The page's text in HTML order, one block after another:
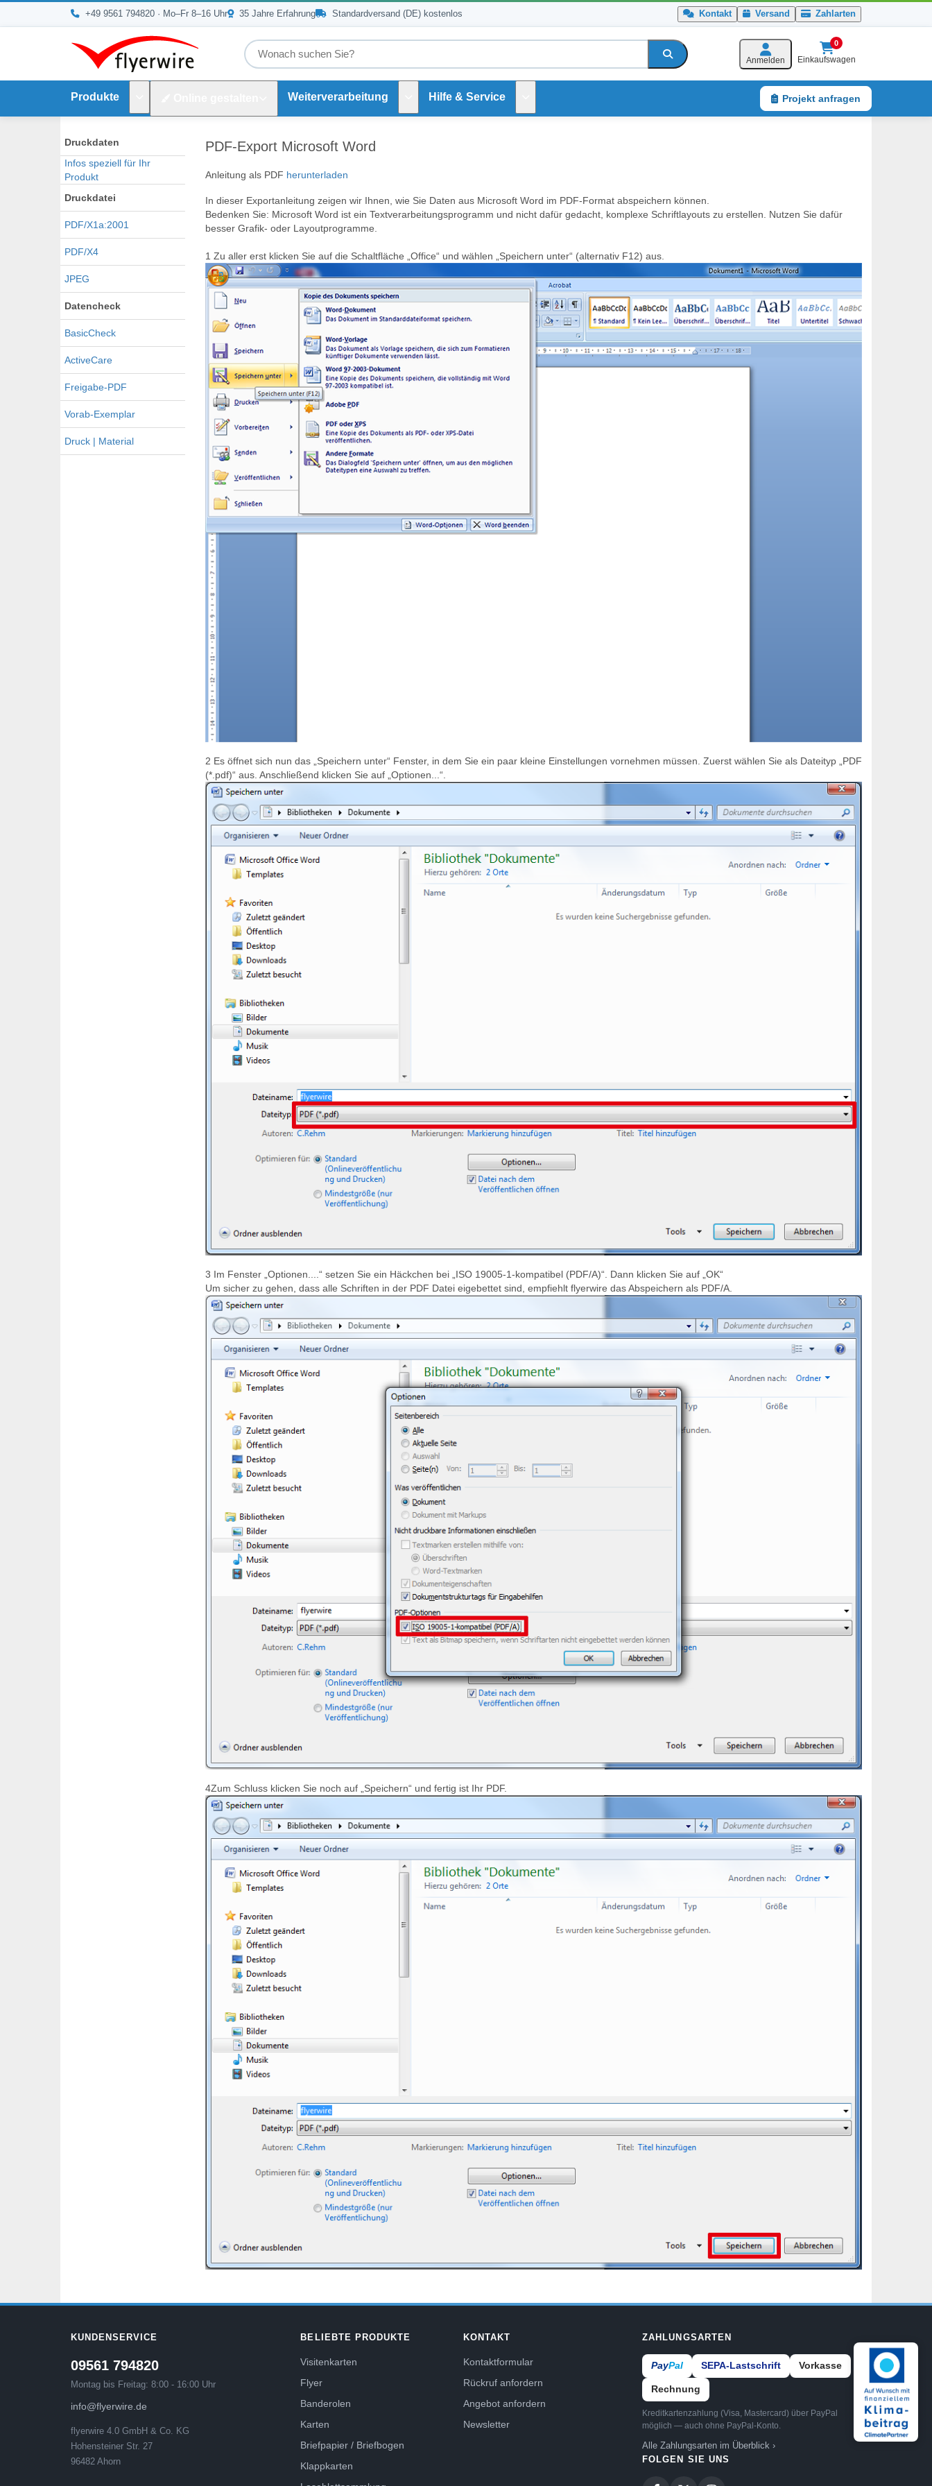
+49 9561 794820 · Mo–Fr 8–16 Uhr 35 Jahre Erfahrung Standardversand (DE) kostenlos Kontakt Versand Zahlarten
Anmelden
0
Einkaufswagen
Produkte Weiterverarbeitung
Untermenü Weiterverarbeitung
Hilfe & Service Projekt anfragen
Druckdaten
Infos speziell für Ihr
Produkt
Druckdatei
PDF/X1a:2001
PDF/X4
JPEG
Datencheck
BasicCheck
ActiveCare
Freigabe-PDF
Vorab-Exemplar
Druck | Material
PDF-Export Microsoft Word
Anleitung als PDF herunterladen
In dieser Exportanleitung zeigen wir Ihnen, wie Sie Daten aus Microsoft Word im PDF-Format abspeichern können.
Bedenken Sie: Microsoft Word ist ein Textverarbeitungsprogramm und nicht dafür gedacht, komplexe Schriftlayouts zu erstellen. Nutzen Sie dafür
besser Grafik- oder Layoutprogramme.
1 Zu aller erst klicken Sie auf die Schaltfläche „Office“ und wählen „Speichern unter“ (alternativ F12) aus.
2 Es öffnet sich nun das „Speichern unter“ Fenster, in dem Sie ein paar kleine Einstellungen vornehmen müssen. Zuerst wählen Sie als Dateityp „PDF
(*.pdf)“ aus. Anschließend klicken Sie auf „Optionen...“.
3 Im Fenster „Optionen....“ setzen Sie ein Häckchen bei „ISO 19005-1-kompatibel (PDF/A)“. Dann klicken Sie auf „OK“
Um sicher zu gehen, dass alle Schriften in der PDF Datei eigebettet sind, empfiehlt flyerwire das Abspeichern als PDF/A.
4Zum Schluss klicken Sie noch auf „Speichern“ und fertig ist Ihr PDF.
KUNDENSERVICE
09561 794820
Montag bis Freitag: 8:00 - 16:00 Uhr
info@flyerwire.de
flyerwire 4.0 GmbH & Co. KG
Hohensteiner Str. 27
96482 Ahorn
BELIEBTE PRODUKTE
Visitenkarten
Flyer
Banderolen
Karten
Briefpapier / Briefbogen
Klappkarten
KONTAKT
Kontaktformular
Rückruf anfordern
Angebot anfordern
Newsletter
ZAHLUNGSARTEN
PayPal SEPA-Lastschrift Vorkasse
Rechnung
Kreditkartenzahlung (Visa, Mastercard) über PayPal
möglich — auch ohne PayPal-Konto.
Alle Zahlungsarten im Überblick ›
FOLGEN SIE UNS